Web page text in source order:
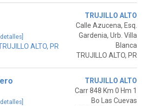
ALTO, PR
TRUJILLO ALTO
Calle Azucena, Esq.
Gardenia, Urb. Villa
Blanca
TRUJILLO ALTO, PR
TRUJILLO ALTO
Carr 848 Km 0 Hm 1
Bo Las Cuevas